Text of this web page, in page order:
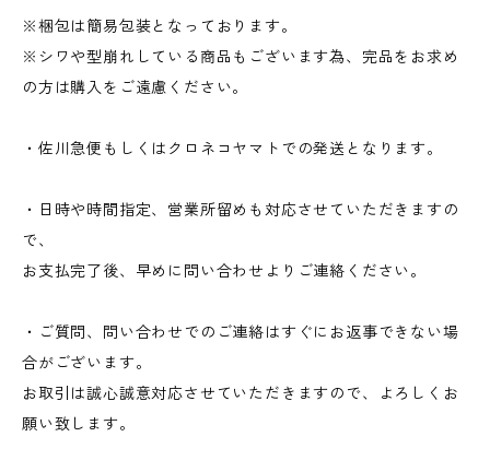
※梱包は簡易包装となっております。
※シワや型崩れしている商品もございます為、完品をお求め
の方は購入をご遠慮ください。
・佐川急便もしくはクロネコヤマトでの発送となります。
・日時や時間指定、営業所留めも対応させていただきますの
で、
お支払完了後、早めに問い合わせよりご連絡ください。
・ご質問、問い合わせでのご連絡はすぐにお返事できない場
合がございます。
お取引は誠心誠意対応させていただきますので、よろしくお
願い致します。